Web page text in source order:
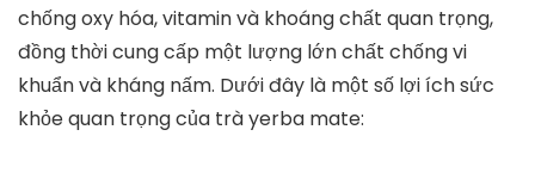
chống oxy hóa, vitamin và khoáng chất quan trọng,
đồng thời cung cấp một lượng lớn chất chống vi
khuẩn và kháng nấm. Dưới đây là một số lợi ích sức
khỏe quan trọng của trà yerba mate: